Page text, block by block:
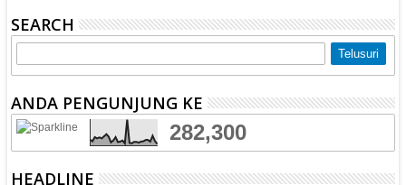
SEARCH
ANDA PENGUNJUNG KE
282,300
HEADLINE